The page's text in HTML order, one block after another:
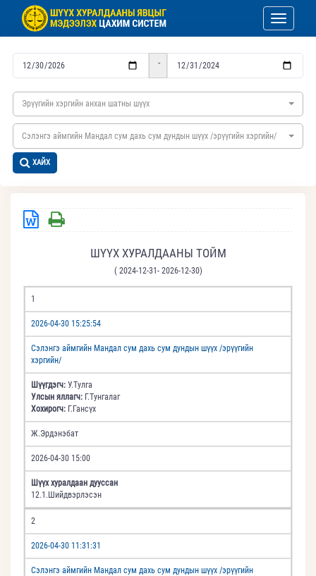
Toggle
-
Эрүүгийн хэргийн анхан шатны шүүх
Сэлэнгэ аймгийн Мандал сум дахь сум дундын шүүх /эрүүгийн хэргийн/
ХАЙХ
ШҮҮХ ХУРАЛДААНЫ ТОЙМ
( 2024-12-31- 2026-12-30)
1
2026-04-30 15:25:54
Сэлэнгэ аймгийн Мандал сум дахь сум дундын шүүх /эрүүгийн
хэргийн/
Шүүгдэгч: У.Тулга
Улсын яллагч: Г.Тунгалаг
Хохирогч: Г.Гансүх
Ж.Эрдэнэбат
2026-04-30 15:00
Шүүх хуралдаан дууссан
12.1.Шийдвэрлэсэн
2
2026-04-30 11:31:31
Сэлэнгэ аймгийн Мандал сум дахь сум дундын шүүх /эрүүгийн